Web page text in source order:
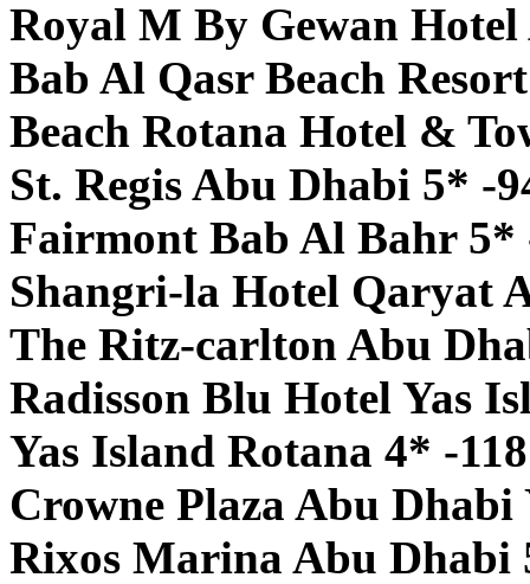
Royal M By Gewan
Bab Al Qasr Beach
Beach Rotana Hotel &
St. Regis Abu Dhabi 5* -
Fairmont Bab Al Bahr 5*
Shangri-la Hotel Qaryat
The Ritz-carlton Abu
Radisson Blu Hotel Yas
Yas Island Rotana 4* -
Crowne Plaza Abu Dhabi
Rixos Marina Abu Dhabi